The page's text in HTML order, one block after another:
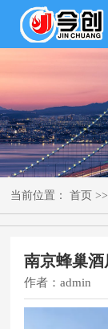
当前位置：首页 >>
南京蜂巢酒
作者：admin